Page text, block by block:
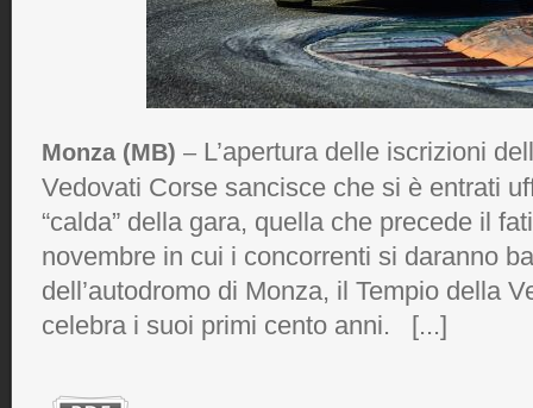
Monza (MB) – L’apertura delle iscrizioni
Vedovati Corse sancisce che si è entrati
“calda” della gara, quella che precede il
novembre in cui i concorrenti si daranno
dell’autodromo di Monza, il Tempio della
celebra i suoi primi cento anni. [...]